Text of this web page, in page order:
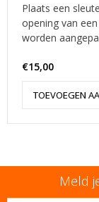
Plaats een
opening van
worden
€15,00
TOEVOEGEN
Meld